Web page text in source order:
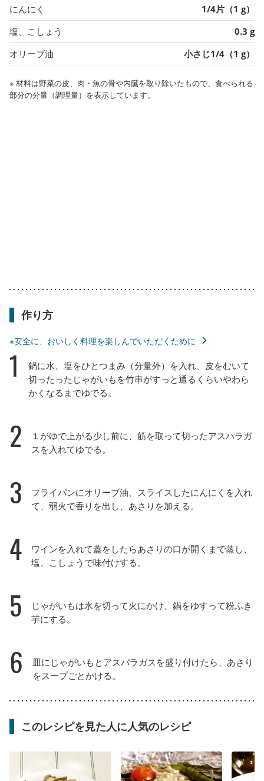
にんにく
1/4片（1 g）
塩、こしょう
0.3 g
オリーブ油
小さじ1/4（1 g）
※ 材料は野菜の皮、肉・魚の骨や内臓を取り除いたもので、食べられる
部分の分量（調理量）を表示しています。
作り方
※安全に、おいしく料理を楽しんでいただくために
1
鍋に水、塩をひとつまみ（分量外）を入れ、皮をむいて
切ったったじゃがいもを竹串がすっと通るくらいやわら
かくなるまでゆでる。
2
１がゆで上がる少し前に、筋を取って切ったアスパラガ
スを入れてゆでる。
3
フライパンにオリーブ油、スライスしたにんにくを入れ
て、弱火で香りを出し、あさりを加える。
4
ワインを入れて蓋をしたらあさりの口が開くまで蒸し、
塩、こしょうで味付けする。
5
じゃがいもは水を切って火にかけ、鍋をゆすって粉ふき
芋にする。
6
皿にじゃがいもとアスパラガスを盛り付けたら、あさり
をスープごとかける。
このレシピを見た人に人気のレシピ